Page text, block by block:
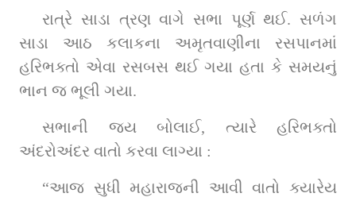
રાત્રે સાડા ત્રણ વાગે સભા પૂર્ણ થઈ. સળંગ
સાડા આઠ કલાકના અમૃતવાણીના રસપાનમાં
હરિભક્તો એવા રસબસ થઈ ગયા હતા કે સમયનું
ભાન જ ભૂલી ગયા.
સભાની જય બોલાઈ, ત્યારે હરિભક્તો
અંદરોઅંદર વાતો કરવા લાગ્યા :
“આજ સુધી મહારાજની આવી વાતો ક્યારેય